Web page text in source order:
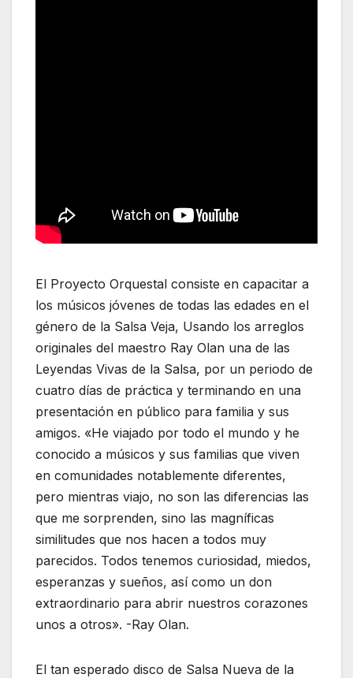
El Proyecto Orquestal consiste en capacitar a
los músicos jóvenes de todas las edades en el
género de la Salsa Veja, Usando los arreglos
originales del maestro Ray Olan una de las
Leyendas Vivas de la Salsa, por un periodo de
cuatro días de práctica y terminando en una
presentación en público para familia y sus
amigos. «He viajado por todo el mundo y he
conocido a músicos y sus familias que viven
en comunidades notablemente diferentes,
pero mientras viajo, no son las diferencias las
que me sorprenden, sino las magníficas
similitudes que nos hacen a todos muy
parecidos. Todos tenemos curiosidad, miedos,
esperanzas y sueños, así como un don
extraordinario para abrir nuestros corazones
unos a otros». -Ray Olan.
El tan esperado disco de Salsa Nueva de la